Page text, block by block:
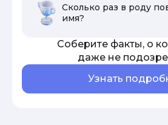
Сколько раз в роду
имя?
Соберите факты, о
даже не
Узнать